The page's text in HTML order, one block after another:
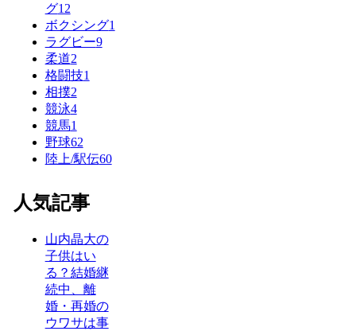
グ12
ボクシング1
ラグビー9
柔道2
格闘技1
相撲2
競泳4
競馬1
野球62
陸上/駅伝60
人気記事
山内晶大の
子供はい
る？結婚継
続中、離
婚・再婚の
ウワサは事